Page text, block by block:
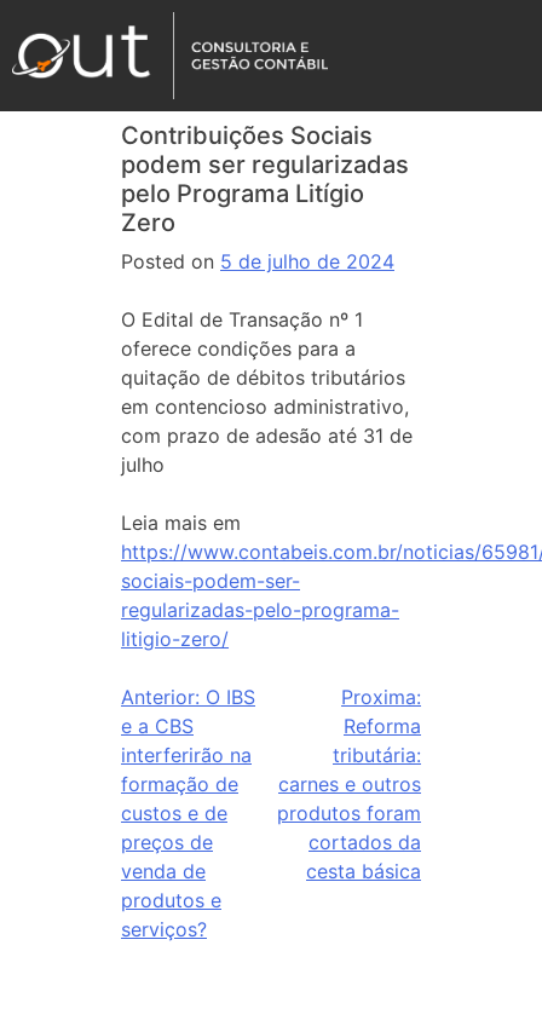
Contribuições Sociais
podem ser regularizadas
pelo Programa Litígio
Zero
Posted on 5 de julho de 2024
O Edital de Transação nº 1
oferece condições para a
quitação de débitos tributários
em contencioso administrativo,
com prazo de adesão até 31 de
julho
Leia mais em
https://www.contabeis.com.br/noticias/
sociais-podem-ser-
regularizadas-pelo-programa-
litigio-zero/
Anterior: O IBS
e a CBS
interferirão na
formação de
custos e de
preços de
venda de
produtos e
serviços?
Proxima:
Reforma
tributária:
carnes e outros
produtos foram
cortados da
cesta básica